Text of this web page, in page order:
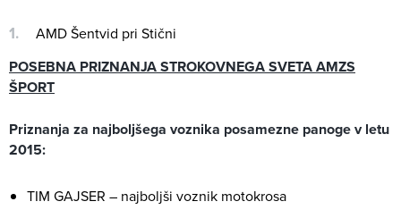
AMD Šentvid pri Stični
POSEBNA PRIZNANJA STROKOVNEGA SVETA AMZS
ŠPORT
Priznanja za najboljšega voznika posamezne panoge v letu
2015:
TIM GAJSER – najboljši voznik motokrosa